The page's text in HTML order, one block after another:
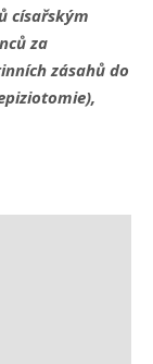
císařským
za
zásahů do